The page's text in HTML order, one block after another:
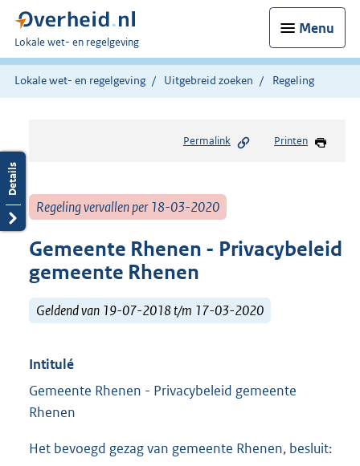
Menu
U
bent
hier:
Lokale wet- en regelgeving
Lokale wet- en regelgeving Uitgebreid zoeken Regeling
Permalink Printen
Regeling vervallen per 18-03-2020
Gemeente Rhenen - Privacybeleid
gemeente Rhenen
Geldend van 19-07-2018 t/m 17-03-2020
Intitulé
Gemeente Rhenen - Privacybeleid gemeente
Rhenen
Het bevoegd gezag van gemeente Rhenen, besluit: